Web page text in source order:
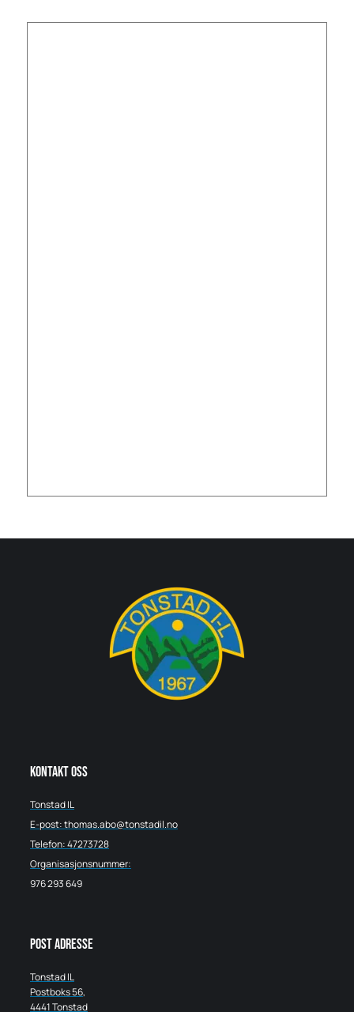
Kontakt oss
Tonstad IL
E-post: thomas.abo@tonstadil.no
Telefon: 47273728
Organisasjonsnummer:
976 293 649
Post adresse
Tonstad IL
Postboks 56,
4441 Tonstad